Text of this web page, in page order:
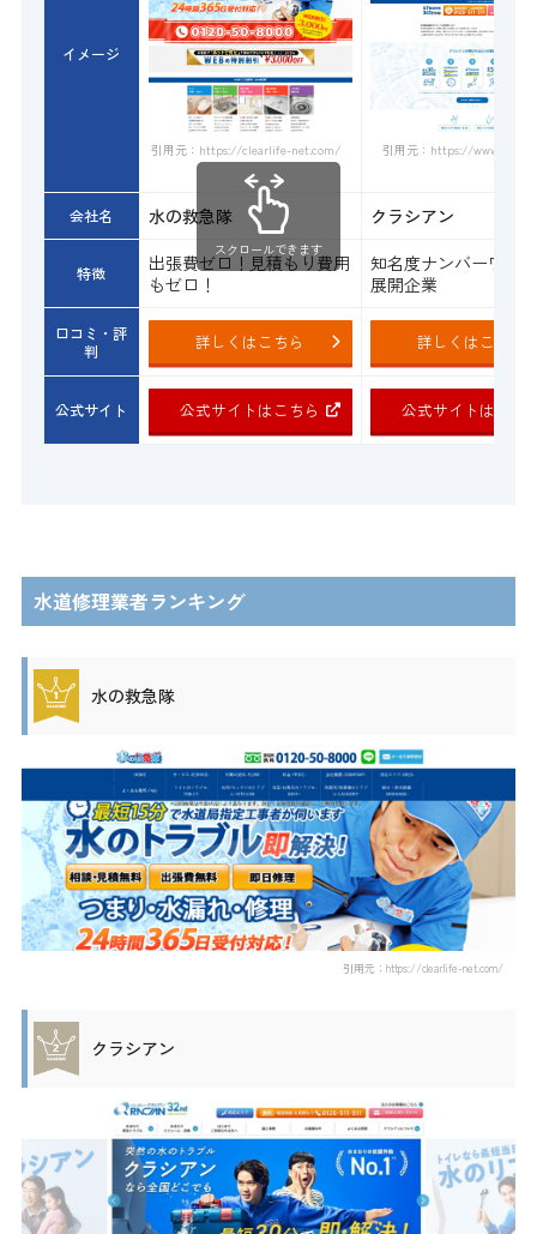
イメージ
引用元：https://clearlife-net.com/ 引用元：https://
会社名 水の救急隊 クラシアン
特徴
出張費ゼロ！見積もり費用
もゼロ！
知名度ナンバーワン
展開企業
口コミ・評
判
詳しくはこちら 詳しくはこちら
公式サイト 公式サイトはこちら 公式サイトはこち
スクロールできます
水道修理業者ランキング
水の救急隊
引用元：https://clearlife-net.com/
クラシアン